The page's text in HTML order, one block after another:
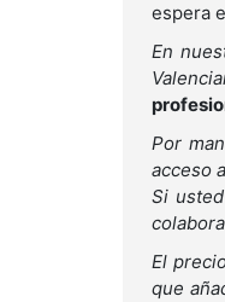
espera
En
Por
acceso
Si
El
que